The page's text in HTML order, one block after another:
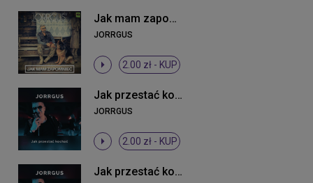
Jak mam zapomnieć
JORRGUS
2.00 zł - KUP
Jak przestać kochać
JORRGUS
2.00 zł - KUP
Jak przestać kochać